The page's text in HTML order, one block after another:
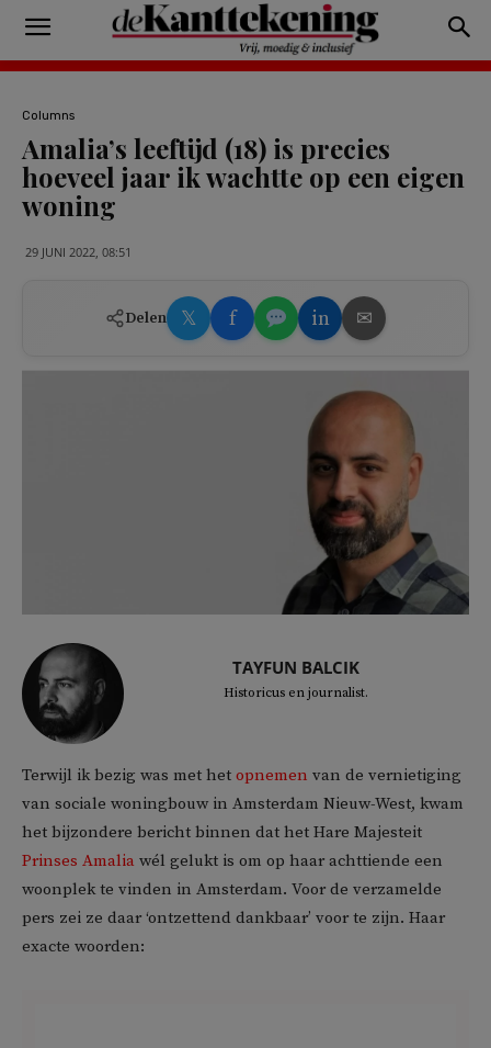
Columns
Amalia’s leeftijd (18) is precies
hoeveel jaar ik wachtte op een eigen
woning
29 JUNI 2022, 08:51
Delen 𝕏 f in ✉
TAYFUN BALCIK
Historicus en journalist.
Terwijl ik bezig was met het opnemen van de vernietiging
van sociale woningbouw in Amsterdam Nieuw-West, kwam
het bijzondere bericht binnen dat het Hare Majesteit
Prinses Amalia wél gelukt is om op haar achttiende een
woonplek te vinden in Amsterdam. Voor de verzamelde
pers zei ze daar ‘ontzettend dankbaar’ voor te zijn. Haar
exacte woorden: